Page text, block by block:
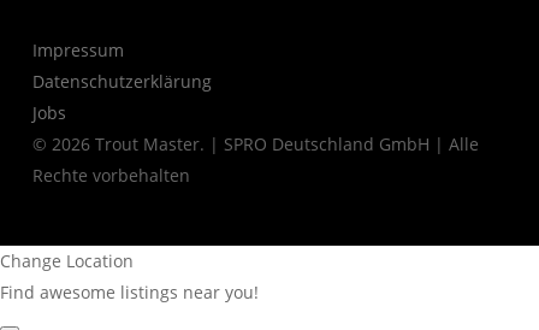
Impressum
Datenschutzerklärung
Jobs
© 2026 Trout Master. | SPRO Deutschland GmbH | Alle
Rechte vorbehalten
Change Location
Find awesome listings near you!